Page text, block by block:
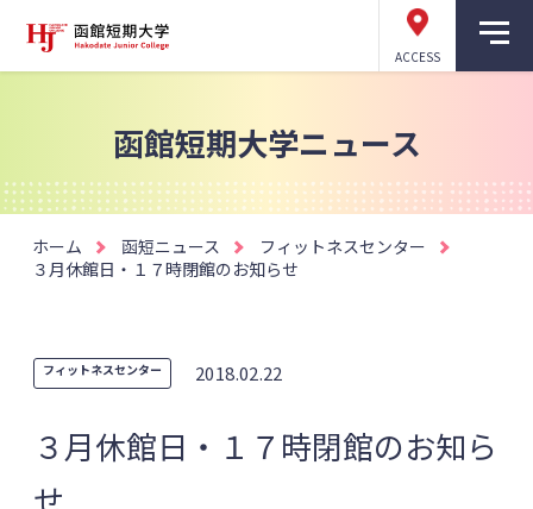
ACCESS
函館短期大学ニュース
ホーム 函短ニュース
フィットネスセンター
３月休館日・１７時閉館のお知らせ
フィットネスセンター 2018.02.22
３月休館日・１７時閉館のお知ら
せ